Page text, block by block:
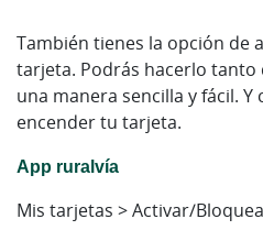
También tienes la opción de
tarjeta. Podrás hacerlo tanto
una manera sencilla y fácil.
encender tu tarjeta.
App ruralvía
Mis tarjetas > Activar/